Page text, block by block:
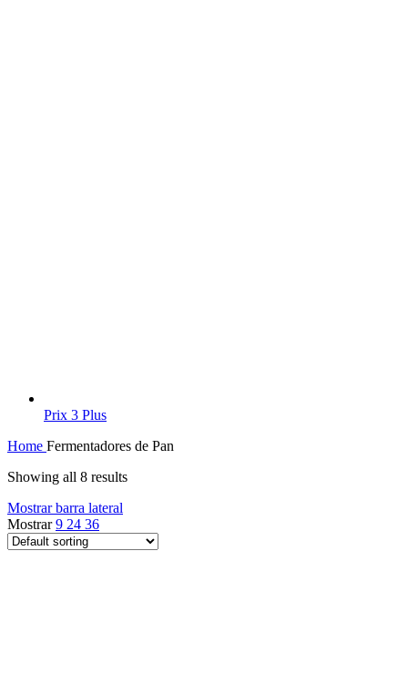
Prix 3 Plus
Home Fermentadores de Pan
Showing all 8 results
Mostrar barra lateral
Mostrar9 24 36